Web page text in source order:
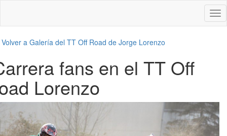
Volver a Galería del TT Off Road de Jorge Lorenzo
fans en el TT Off
Lorenzo